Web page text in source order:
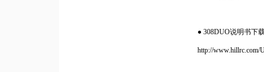
● 308DUO说明书下
http://www.hillrc.com/